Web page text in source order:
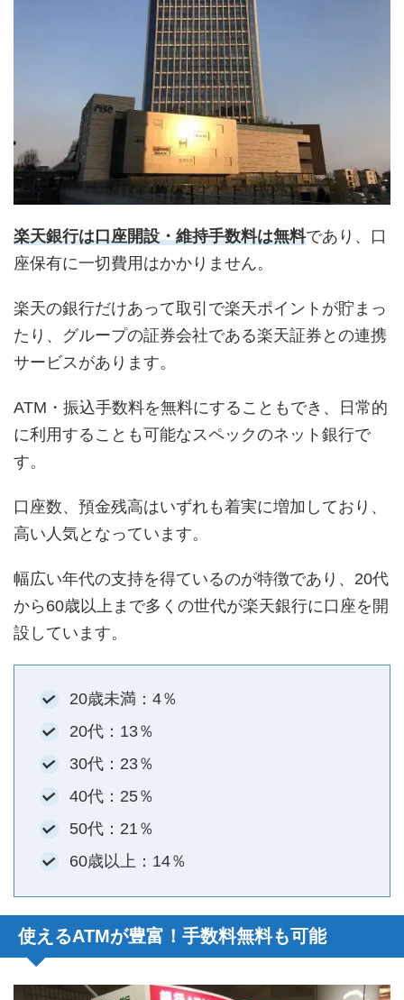
楽天銀行は口座開設・維持手数料は無料であり、口
座保有に一切費用はかかりません。
楽天の銀行だけあって取引で楽天ポイントが貯まっ
たり、グループの証券会社である楽天証券との連携
サービスがあります。
ATM・振込手数料を無料にすることもでき、日常的
に利用することも可能なスペックのネット銀行で
す。
口座数、預金残高はいずれも着実に増加しており、
高い人気となっています。
幅広い年代の支持を得ているのが特徴であり、20代
から60歳以上まで多くの世代が楽天銀行に口座を開
設しています。
20歳未満：4％
20代：13％
30代：23％
40代：25％
50代：21％
60歳以上：14％
使えるATMが豊富！手数料無料も可能